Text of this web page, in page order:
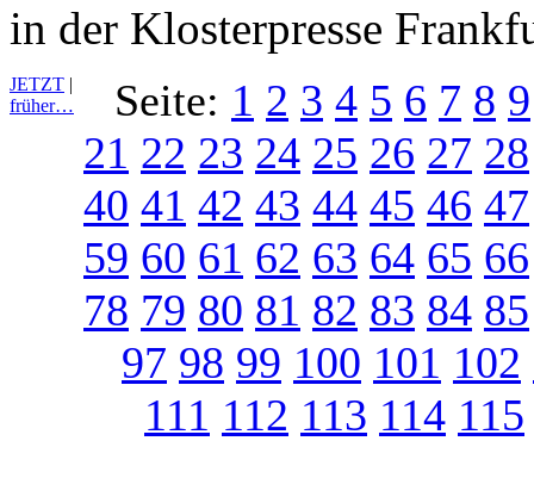
in der Klosterpresse
JETZT |
früher…
Seite: 1 2 3 4 5 6 7 8 9
21 22 23 24 25 26 27 28
40 41 42 43 44 45 46 47
59 60 61 62 63 64 65 66
78 79 80 81 82 83 84 85
97 98 99 100 101 102
111 112 113 114 115